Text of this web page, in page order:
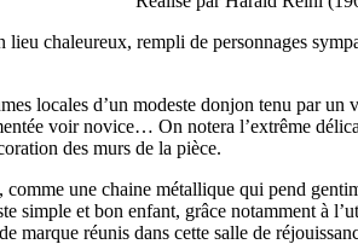
chaleureux, rempli de personnages
locales d’un modeste donjon tenu par
voir novice… On notera l’extrême
des murs de la pièce.
une chaine métallique qui pend
simple et bon enfant, grâce notamment à
marque réunis dans cette salle de